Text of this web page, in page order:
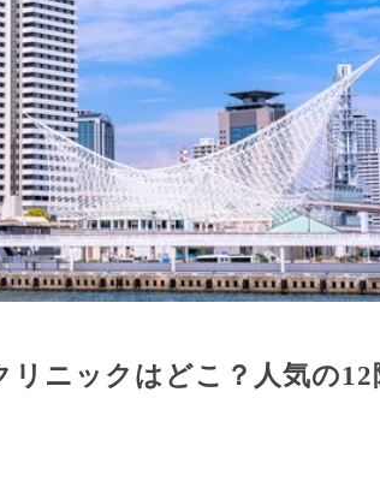
ニックはどこ？人気の12